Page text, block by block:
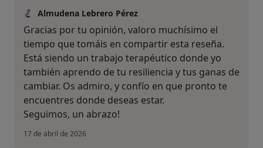
Almudena Lebrero Pérez
Gracias por tu opinión, valoro muchísimo el
tiempo que tomáis en compartir esta reseña.
Está siendo un trabajo terapéutico donde yo
también aprendo de tu resiliencia y tus ganas de
cambiar. Os admiro, y confío en que pronto te
encuentres donde deseas estar.
Seguimos, un abrazo!
17 de abril de 2026